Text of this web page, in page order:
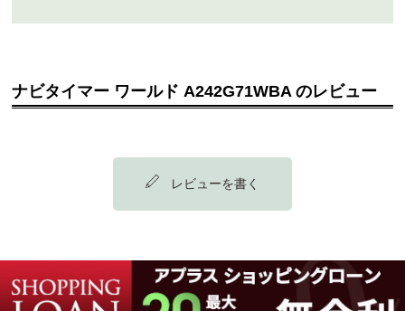
ナビタイマー ワールド A242G71WBA のレビュー
レビューを書く